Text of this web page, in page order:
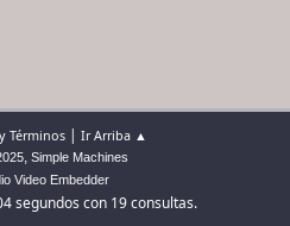
Términos | Ir Arriba ▲
, Simple Machines
Video Embedder
segundos con 19 consultas.